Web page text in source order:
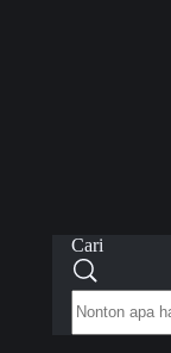
Cari